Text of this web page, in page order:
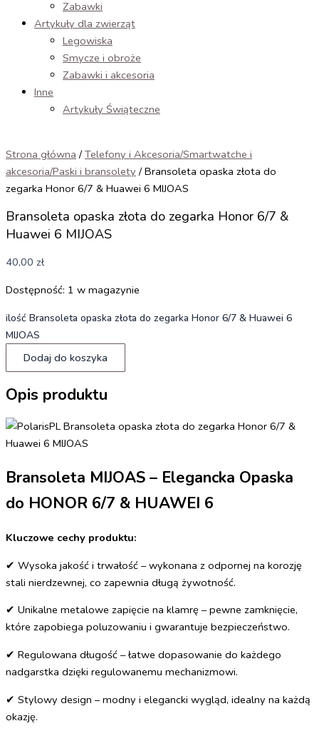
Zabawki
Artykuły dla zwierząt
Legowiska
Smycze i obroże
Zabawki i akcesoria
Inne
Artykuły Świąteczne
Strona główna /Telefony i Akcesoria/Smartwatche i
akcesoria/Paski i bransolety / Bransoleta opaska złota do
zegarka Honor 6/7 & Huawei 6 MIJOAS
Bransoleta opaska złota do zegarka Honor 6/7 &
Huawei 6 MIJOAS
40,00 zł
Dostępność: 1 w magazynie
ilość Bransoleta opaska złota do zegarka Honor 6/7 & Huawei 6
MIJOAS
Dodaj do koszyka
Opis produktu
Bransoleta MIJOAS – Elegancka Opaska
do HONOR 6/7 & HUAWEI 6
Kluczowe cechy produktu:
✔ Wysoka jakość i trwałość – wykonana z odpornej na korozję
stali nierdzewnej, co zapewnia długą żywotność.
✔ Unikalne metalowe zapięcie na klamrę – pewne zamknięcie,
które zapobiega poluzowaniu i gwarantuje bezpieczeństwo.
✔ Regulowana długość – łatwe dopasowanie do każdego
nadgarstka dzięki regulowanemu mechanizmowi.
✔ Stylowy design – modny i elegancki wygląd, idealny na każdą
okazję.